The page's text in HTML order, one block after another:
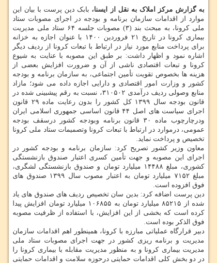
به گزارش مرکز املاک به نقل از ایسنا، بابک دین پرست با بیان این
موارد از اقدامات سازمان برنامه و بودجه در اجرای مصوبات ستاد
ملی کرونا، به مبحث بند (۳) مصوبات جلسه ۶۴ ستاد ملی مدیریت
بیماری کرونا در تاریخ ۲۱ فروردین ۱۴۰۰ با عنوان اجازه به خزانه
برای پرداخت منابع مورد نیاز در ارتباط با تبعات کرونا از ردیف دیگر
اشاره نمود و اظهار داشت: بر طبق این مصوبه با عنایت به شیوع
کرونا و تبعات اقتصادی ناشی از آن و ضرورت افزایش بعضی از
هزینه ها بخصوص تقویت تأمین اجتماعی، به سازمان برنامه و بودجه
کشور و وزارت امور اقتصادی و دارایی اجازه داده می شود؛ مازاد
منابع وصولی ردیف درآمدی ۳۱۰۵۰۲، نسبت به رقم پیشبینی شده در
قانون بودجه سال ۱۳۹۹ کل کشور را بدون رعایت ماده ۲۹ قانون
اجرای سیاست های اصل ۴۴ قانون اساسی جمهوری اسلامی ایران
ودرچارچوب ماده ۳۰ قانون برنامه وبودجه کشور درسقف بودجه
عمومی، درموارد در ارتباط با تبعات کرونا وتصمیمات ستاد ملی کرونا
تخصیص و پرداخت نماید.
معاون وزیر کشور تصریح کرد: سازمان برنامه و بودجه کشور در
اجرای این مصوبه و جهت تأمین کسری اعتبار صندوق بازنشستگی
کشوری، مبلغ ۱۴۴۸۸ میلیارد تومان و صندوق بازنشستگی لشگری،
مبلغ ۷۱۵۲ میلیارد تومان به اعتبار مصوب سال ۱۳۹۹ صندوق های
فوق افزوده است.
دین پرست اضافه کرد: بدین سان تخصیص ردیف های صندوق های یاد
شده از ۸۵۲۱۵ میلیارد تومان به ۱۰۶۸۵۵ میلیارد تومان افزایش پیدا
کرده است که بخشی از این افزایش، با استفاده از ظرفیت مصوبه
فوق الذکر بوده است.
دبیر قرارگاه عملیاتی مبارزه با کرونا، همینطور اهم اقدامات سازمان
مدیریت و برنامه ریزی کشور در جهت اجرای مصوبات ستاد ملی
مدیریت بیماری کرونا و به منظور مدیریت مقابله با بیماری کرونا را
در دو بخش کلی اقدامات حمایتی درحوزه سلامت و اقدامات حمایتی